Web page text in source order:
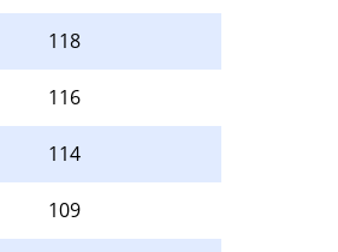
118
116
114
109